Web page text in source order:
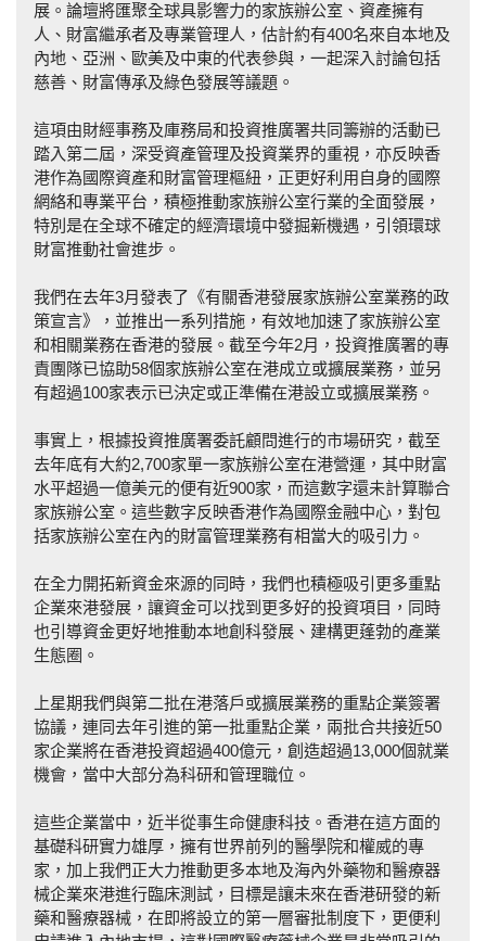
展。論壇將匯聚全球具影響力的家族辦公室、資產擁有
人、財富繼承者及專業管理人，估計約有400名來自本地及
內地、亞洲、歐美及中東的代表參與，一起深入討論包括
慈善、財富傳承及綠色發展等議題。
這項由財經事務及庫務局和投資推廣署共同籌辦的活動已
踏入第二屆，深受資產管理及投資業界的重視，亦反映香
港作為國際資產和財富管理樞紐，正更好利用自身的國際
網絡和專業平台，積極推動家族辦公室行業的全面發展，
特別是在全球不確定的經濟環境中發掘新機遇，引領環球
財富推動社會進步。
我們在去年3月發表了《有關香港發展家族辦公室業務的政
策宣言》，並推出一系列措施，有效地加速了家族辦公室
和相關業務在香港的發展。截至今年2月，投資推廣署的專
責團隊已協助58個家族辦公室在港成立或擴展業務，並另
有超過100家表示已決定或正準備在港設立或擴展業務。
事實上，根據投資推廣署委託顧問進行的市場研究，截至
去年底有大約2,700家單一家族辦公室在港營運，其中財富
水平超過一億美元的便有近900家，而這數字還未計算聯合
家族辦公室。這些數字反映香港作為國際金融中心，對包
括家族辦公室在內的財富管理業務有相當大的吸引力。
在全力開拓新資金來源的同時，我們也積極吸引更多重點
企業來港發展，讓資金可以找到更多好的投資項目，同時
也引導資金更好地推動本地創科發展、建構更蓬勃的產業
生態圈。
上星期我們與第二批在港落戶或擴展業務的重點企業簽署
協議，連同去年引進的第一批重點企業，兩批合共接近50
家企業將在香港投資超過400億元，創造超過13,000個就業
機會，當中大部分為科研和管理職位。
這些企業當中，近半從事生命健康科技。香港在這方面的
基礎科研實力雄厚，擁有世界前列的醫學院和權威的專
家，加上我們正大力推動更多本地及海內外藥物和醫療器
械企業來港進行臨床測試，目標是讓未來在香港研發的新
藥和醫療器械，在即將設立的第一層審批制度下，更便利